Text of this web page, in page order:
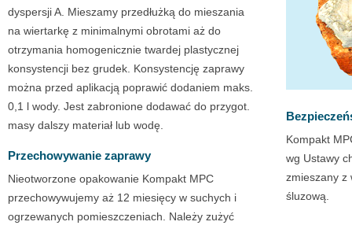
dyspersji A. Mieszamy przedłużką do mieszania
na wiertarkę z minimalnymi obrotami aż do
otrzymania homogenicznie twardej plastycznej
konsystencji bez grudek. Konsystencję zaprawy
można przed aplikacją poprawić dodaniem maks.
0,1 l wody. Jest zabronione dodawać do przygot.
masy dalszy materiał lub wodę.
Przechowywanie zaprawy
Nieotworzone opakowanie Kompakt MPC
przechowywujemy aż 12 miesięcy w suchych i
ogrzewanych pomieszczeniach. Należy zużyć
Kompakt
wg Ustawy
zmieszany z
śluzową.